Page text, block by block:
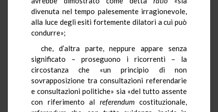
divenuta nel tempo palesemente irragionevole,
alla luce degli esiti fortemente dilatori a cui può
condurre»;
che, d’altra parte, neppure appare senza
significato – proseguono i ricorrenti – la
circostanza che «un principio di non
sovrapposizione tra consultazioni referendarie
e consultazioni politiche» sia «del tutto assente
con riferimento al referendum costituzionale,